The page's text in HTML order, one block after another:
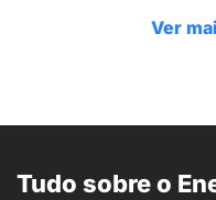
Ver
Tudo sobre o